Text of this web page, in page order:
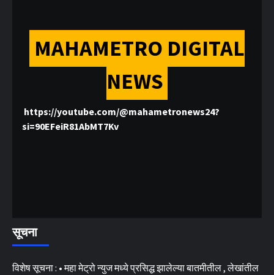
MAHAMETRO DIGITAL
NEWS
https://youtube.com/@mahametronews24?
si=90EFeiR81AbMT7Kv
सूचना
विशेष सूचना : • महा मेट्रो न्युज मध्ये प्रसिद्ध झालेल्या बातमीतील , लेखांतील